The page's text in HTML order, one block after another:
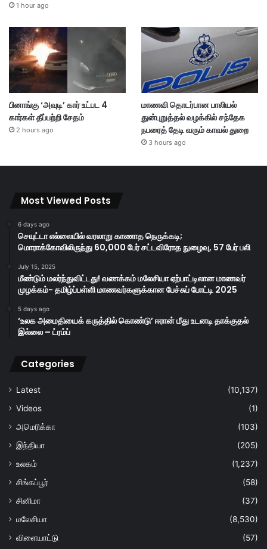
1 hour ago
பினாங்கு ‘அவுடி’ கார் உட்பட 4
கார்கள் தீப்பற்றி சேதம்
2 hours ago
மாணவி தொடர்பான பாலியல்
துன்புறுத்தல் வழக்கில் சந்தேக
நபரைத் தேடி வரும் காவல் துறை
3 hours ago
Most Viewed Posts
6 days ago
செயுட்டா எல்லையில் வரலாறு காணாத நெருக்கடி;
மொராக்கோவிலிருந்து 60,000 பேர் சட்டவிரோத நுழைவு, 57 பேர் பலி
July 15, 2025
மீண்டும் மலர்ந்துவிட்டது! வணக்கம் மலேசியா ஏற்பாட்டிலான மாணவர்
முழக்கம்- தமிழ்ப்பள்ளி மாணவர்களுக்கான பேச்சுப் போட்டி 2025
5 days ago
‘உலக அமைதியைக் கருத்தில் கொண்டு’ ஈரான் மீது உடனடி தாக்குதல்
இல்லை – ட்ரம்ப்
Categories
Latest
(10,137)
Videos
(1)
அமெரிக்கா
(103)
இந்தியா
(205)
உலகம்
(1,237)
சிங்கப்பூர்
(58)
சினிமா
(37)
மலேசியா
(8,530)
விளையாட்டு
(57)